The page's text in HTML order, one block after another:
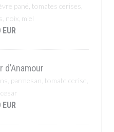
pané, tomates cerises,
noix, miel
d’Anamour
parmesan, tomate cerise,